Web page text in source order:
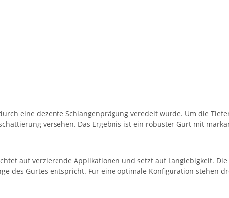
eine dezente Schlangenprägung veredelt wurde. Um die
versehen. Das Ergebnis ist ein robuster Gurt mit
auf verzierende Applikationen und setzt auf Langlebigkeit.
des Gurtes entspricht. Für eine optimale Konfiguration stehen